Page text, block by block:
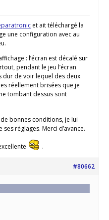
et ait téléchargé la
une configuration avec au
: l’écran est décalé sur
pendant le jeu l’écran
dur de voir lequel des deux
réellement brisées que je
tombant dessus sont
bonnes conditions, je lui
réglages. Merci d’avance.
.
#80662